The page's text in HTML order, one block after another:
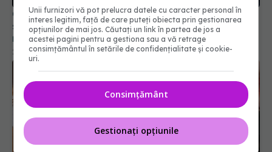
22 iul 2026, 20:00
Unii furnizori vă pot prelucra datele cu caracter personal în
interes legitim, față de care puteți obiecta prin gestionarea
opțiunilor de mai jos. Căutați un link în partea de jos a
acestei pagini pentru a gestiona sau a vă retrage
consimțământul în setările de confidențialitate și cookie-
uri.
Consimțământ
Gestionați opțiunile